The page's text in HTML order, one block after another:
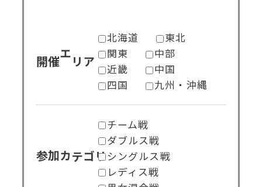
開催エリア
北海道
東北
関東
中部
近畿
中国
四国
九州・沖縄
参加カテゴリ
チーム戦
ダブルス戦
シングルス戦
レディス戦